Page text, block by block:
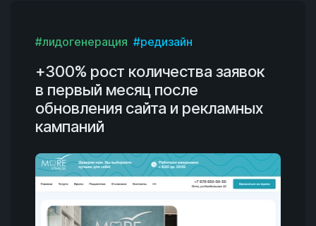
#лидогенерация #редизайн
+300% рост количества заявок
в первый месяц после
обновления сайта и рекламных
кампаний